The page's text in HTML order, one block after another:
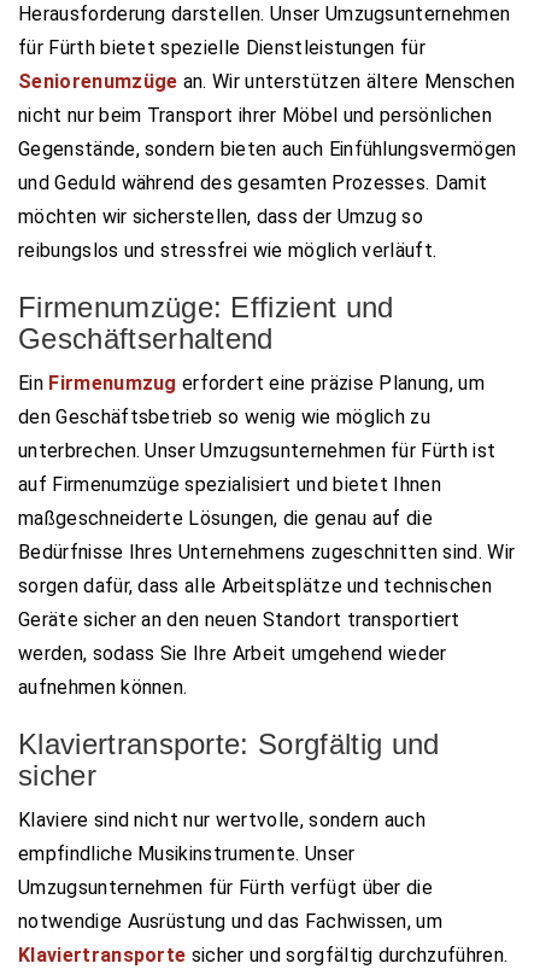
Herausforderung darstellen. Unser Umzugsunternehmen
für Fürth bietet spezielle Dienstleistungen für
Seniorenumzüge an. Wir unterstützen ältere Menschen
nicht nur beim Transport ihrer Möbel und persönlichen
Gegenstände, sondern bieten auch Einfühlungsvermögen
und Geduld während des gesamten Prozesses. Damit
möchten wir sicherstellen, dass der Umzug so
reibungslos und stressfrei wie möglich verläuft.
Firmenumzüge: Effizient und
Geschäftserhaltend
Ein Firmenumzug erfordert eine präzise Planung, um
den Geschäftsbetrieb so wenig wie möglich zu
unterbrechen. Unser Umzugsunternehmen für Fürth ist
auf Firmenumzüge spezialisiert und bietet Ihnen
maßgeschneiderte Lösungen, die genau auf die
Bedürfnisse Ihres Unternehmens zugeschnitten sind. Wir
sorgen dafür, dass alle Arbeitsplätze und technischen
Geräte sicher an den neuen Standort transportiert
werden, sodass Sie Ihre Arbeit umgehend wieder
aufnehmen können.
Klaviertransporte: Sorgfältig und
sicher
Klaviere sind nicht nur wertvolle, sondern auch
empfindliche Musikinstrumente. Unser
Umzugsunternehmen für Fürth verfügt über die
notwendige Ausrüstung und das Fachwissen, um
Klaviertransporte sicher und sorgfältig durchzuführen.